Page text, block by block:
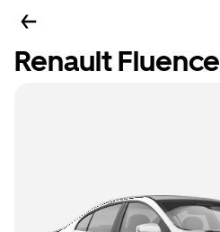
Renault Fluence